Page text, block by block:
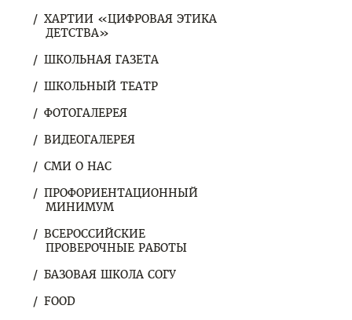
ХАРТИИ «ЦИФРОВАЯ ЭТИКА
ДЕТСТВА»
ШКОЛЬНАЯ ГАЗЕТА
ШКОЛЬНЫЙ ТЕАТР
ФОТОГАЛЕРЕЯ
ВИДЕОГАЛЕРЕЯ
СМИ О НАС
ПРОФОРИЕНТАЦИОННЫЙ
МИНИМУМ
ВСЕРОССИЙСКИЕ
ПРОВЕРОЧНЫЕ РАБОТЫ
БАЗОВАЯ ШКОЛА СОГУ
FOOD